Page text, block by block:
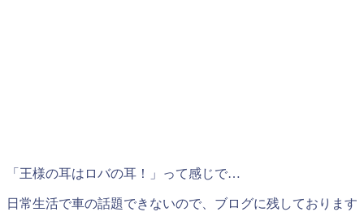
「王様の耳はロバの耳！」って感じで…
日常生活で車の話題できないので、ブログに残しております